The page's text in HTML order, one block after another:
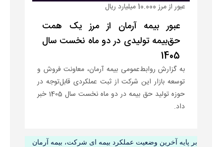
عبور از مرز 10.000 میلیارد ریال
عبور بیمه آرمان از مرز یک همت
حق‌بیمه تولیدی در دو ماه نخست سال
1405
به گزارش روابط‌عمومی بیمه آرمان، معاونت فروش و
توسعه بازار این شرکت از ثبت عملکردی قابل‌توجه در
حوزه تولید حق بیمه‌ در دو ماه نخست سال 1405 خبر
داد.